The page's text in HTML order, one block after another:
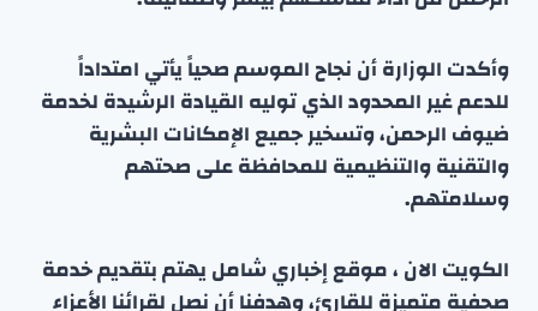
وأكدت الوزارة أن نجاح الموسم صحياً يأتي امتداداً
للدعم غير المحدود الذي توليه القيادة الرشيدة لخدمة
ضيوف الرحمن، وتسخير جميع الإمكانات البشرية
والتقنية والتنظيمية للمحافظة على صحتهم
وسلامتهم.
الكويت الان ، موقع إخباري شامل يهتم بتقديم خدمة
صحفية متميزة للقارئ، وهدفنا أن نصل لقرائنا الأعزاء